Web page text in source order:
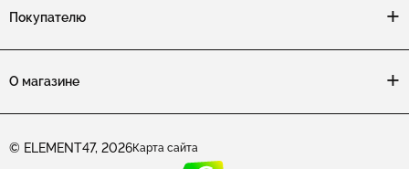
Покупателю
О магазине
© ELEMENT47, 2026Карта сайта